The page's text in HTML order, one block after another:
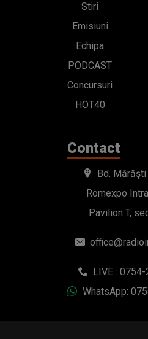
Stiri
Emisiuni
Echipa
PODCAST
Concursuri
HOT40
Contact
Bd.
Romexpo
Pavilion T,
LIVE :
WhatsApp: